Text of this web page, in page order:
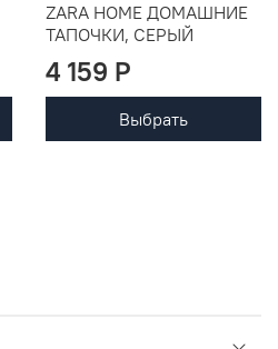
ZARA HOME ДОМАШНИЕ
ТАПОЧКИ, СЕРЫЙ
4 159 P
Выбрать